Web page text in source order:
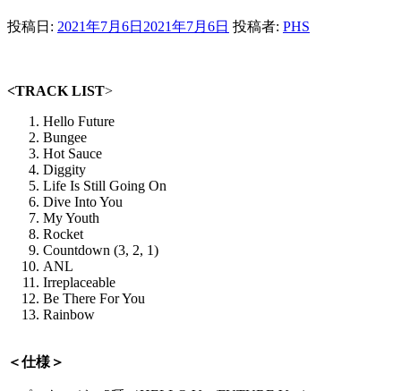
投稿日: 2021年7月6日 2021年7月6日 投稿者: PHS
<TRACK LIST>
Hello Future
Bungee
Hot Sauce
Diggity
Life Is Still Going On
Dive Into You
My Youth
Rocket
Countdown (3, 2, 1)
ANL
Irreplaceable
Be There For You
Rainbow
＜仕様＞